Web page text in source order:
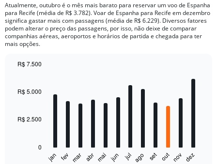
Atualmente, outubro é o mês mais barato para reservar um voo de Espanha
para Recife (média de R$ 3.782). Voar de Espanha para Recife em dezembro
significa gastar mais com passagens (média de R$ 6.229). Diversos fatores
podem alterar o preço das passagens, por isso, não deixe de comparar
companhias aéreas, aeroportos e horários de partida e chegada para ter
mais opções.
with
The
jan fev mar abr mai jun jul ago set out nov dez
0
R$ 2.500
R$ 5.000
R$ 7.500